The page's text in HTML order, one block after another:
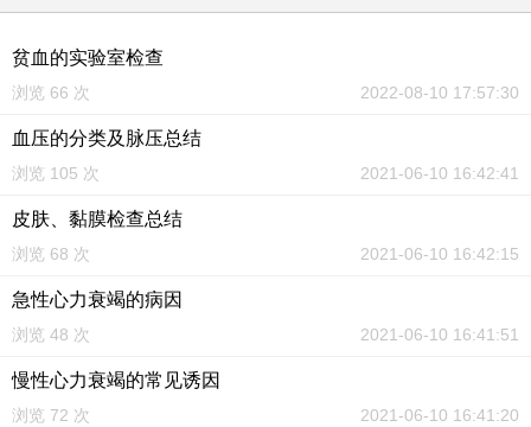
贫血的实验室检查
浏览 66 次 2022-08-10 17:57:30
血压的分类及脉压总结
浏览 105 次 2021-06-10 16:42:41
皮肤、黏膜检查总结
浏览 68 次 2021-06-10 16:42:15
急性心力衰竭的病因
浏览 48 次 2021-06-10 16:41:51
慢性心力衰竭的常见诱因
浏览 72 次 2021-06-10 16:41:20